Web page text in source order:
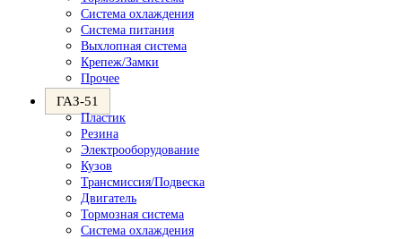
Система охлаждения
Система питания
Выхлопная система
Крепеж/Замки
Прочее
ГАЗ-51
Пластик
Резина
Электрооборудование
Кузов
Трансмиссия/Подвеска
Двигатель
Тормозная система
Система охлаждения